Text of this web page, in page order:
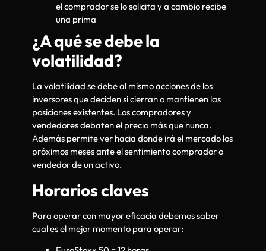
el comprador se lo solicita y a cambio recibe
una prima
¿A qué se debe la
volatilidad?
La volatilidad se debe al mismo acciones de los
inversores que deciden si cierran o mantienen las
posiciones existentes. Los compradores y
vendedores debaten el precio más que nunca.
Además permite ver hacia donde irá el mercado los
próximos meses ante el sentimiento comprador o
vendedor de un activo.
Horarios claves
Para operar con mayor eficacia debemos saber
cual es el mejor momento para operar: